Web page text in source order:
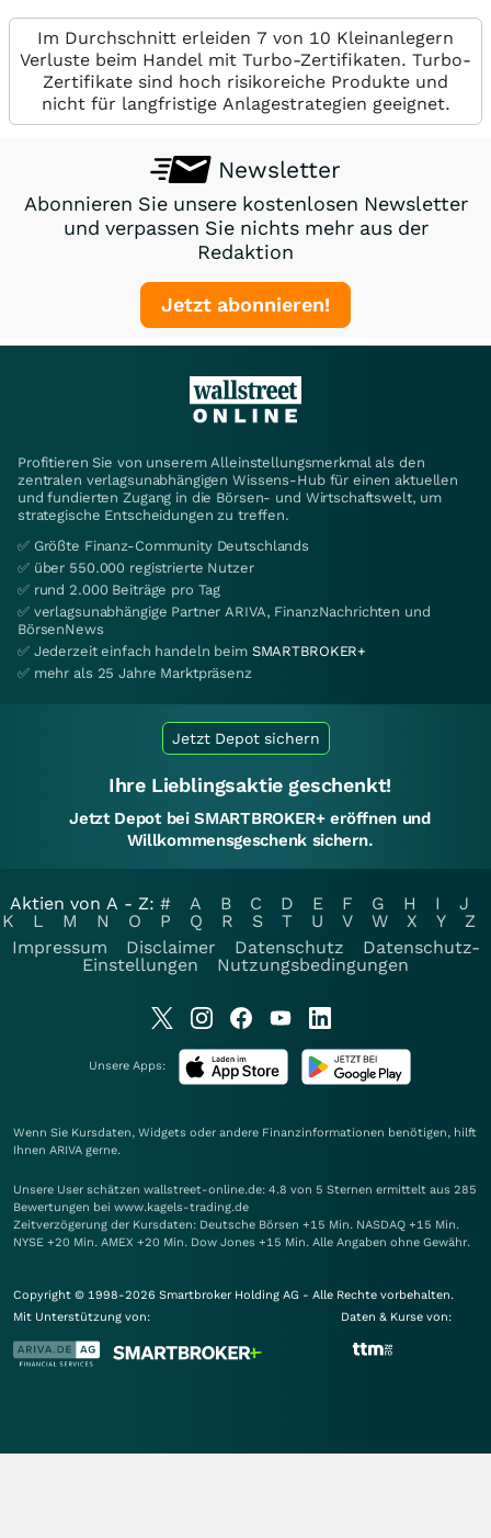
Im Durchschnitt erleiden 7 von 10 Kleinanlegern
Verluste beim Handel mit Turbo-Zertifikaten. Turbo-
Zertifikate sind hoch risikoreiche Produkte und
nicht für langfristige Anlagestrategien geeignet.
Newsletter
Abonnieren Sie unsere kostenlosen Newsletter
und verpassen Sie nichts mehr aus der
Redaktion
Jetzt abonnieren!
Profitieren Sie von unserem Alleinstellungsmerkmal als den
zentralen verlagsunabhängigen Wissens-Hub für einen aktuellen
und fundierten Zugang in die Börsen- und Wirtschaftswelt, um
strategische Entscheidungen zu treffen.
✅ Größte Finanz-Community Deutschlands
✅ über 550.000 registrierte Nutzer
✅ rund 2.000 Beiträge pro Tag
✅ verlagsunabhängige Partner ARIVA, FinanzNachrichten und
BörsenNews
✅ Jederzeit einfach handeln beim SMARTBROKER+
✅ mehr als 25 Jahre Marktpräsenz
Jetzt Depot sichern
Ihre Lieblingsaktie geschenkt!
Jetzt Depot bei SMARTBROKER+ eröffnen und
Willkommensgeschenk sichern.
Aktien von A - Z: # A B C D E F G H I
J
K
L M N O P Q R S T U V W X Y
Z
Impressum
Disclaimer Datenschutz
Datenschutz-
Einstellungen
Nutzungsbedingungen
Unsere Apps:
Wenn Sie Kursdaten, Widgets oder andere Finanzinformationen benötigen, hilft
Ihnen ARIVA gerne.
Unsere User schätzen wallstreet-online.de: 4.8 von 5 Sternen ermittelt aus 285
Bewertungen bei www.kagels-trading.de
Zeitverzögerung der Kursdaten: Deutsche Börsen +15 Min. NASDAQ +15 Min.
NYSE +20 Min. AMEX +20 Min. Dow Jones +15 Min. Alle Angaben ohne Gewähr.
Copyright © 1998-2026 Smartbroker Holding AG - Alle Rechte vorbehalten.
Mit Unterstützung von:
Daten & Kurse von: